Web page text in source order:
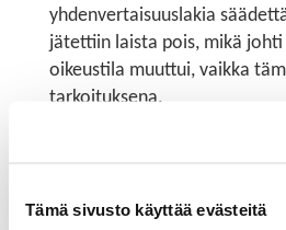
Tämä sivusto käyttää evästeitä
yhdenvertaisuuslakia
jätettiin laista pois, mikä
oikeustila muuttui, vaikka
tarkoituksena.
Kohtuullisia mukautuksia
arvioinnissa korostetaan.